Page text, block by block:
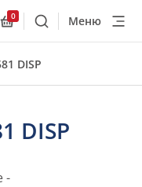
0
ПоискМеню
DISP
DISP
-